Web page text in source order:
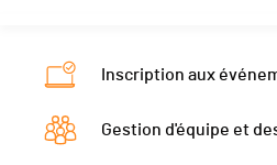
Inscription aux
Gestion d'équipe et des